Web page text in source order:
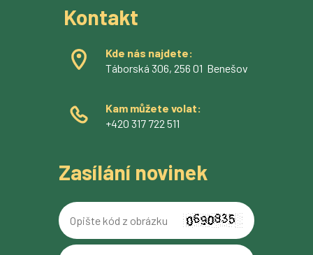
Kontakt
Kde nás najdete:
Táborská 306, 256 01 Benešov
Kam můžete volat:
+420 317 722 511
Zasílání novinek
Opište
kód